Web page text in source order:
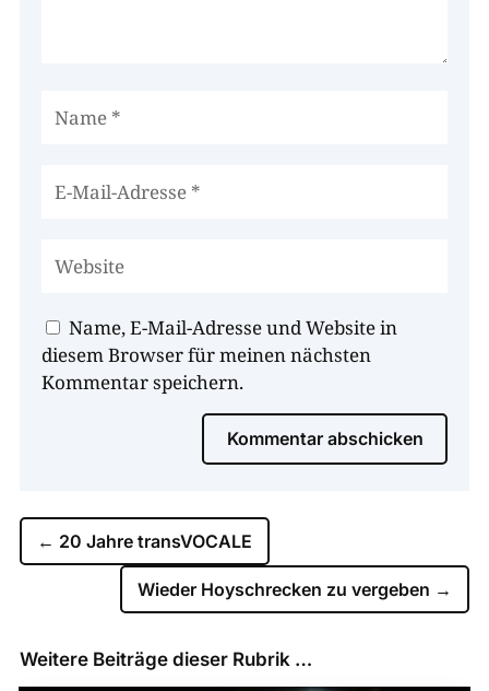
Name, E-Mail-Adresse und Website in
diesem Browser für meinen nächsten
Kommentar speichern.
Kommentar abschicken
← 20 Jahre transVOCALE
Wieder Hoyschrecken zu vergeben →
Weitere Beiträge dieser Rubrik …